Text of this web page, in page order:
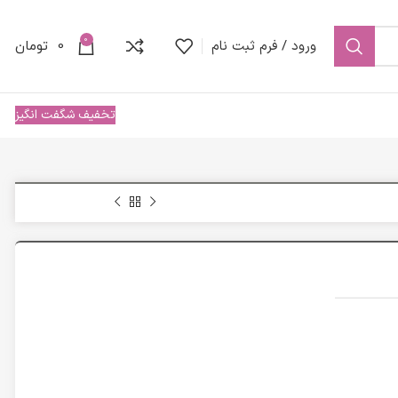
ورود / فرم ثبت نام 0
0 تومان
تخفیف شگفت انگیز